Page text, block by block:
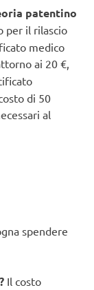
patentino
per il rilascio
medico
ai 20 €,
di 50
al
spendere
Il costo